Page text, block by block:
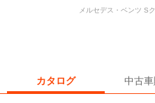
カタログ 中古
メルセデス・ベンツ S